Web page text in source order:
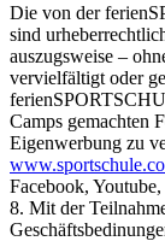
Die von der
sind
auszugsweise –
vervielfältigt oder
Camps gemachten
Eigenwerbung zu
Facebook,
8. Mit der